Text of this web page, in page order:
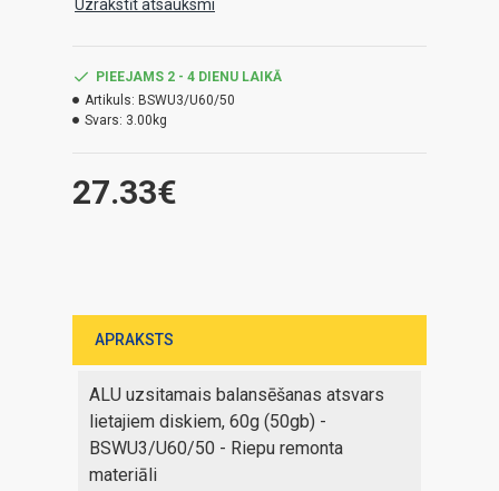
Uzrakstīt atsauksmi
27.33€
PIEEJAMS 2 - 4 DIENU LAIKĀ
Artikuls: BSWU3/U60/50
Svars: 3.00kg
APRAKSTS
ALU uzsitamais balansēšanas atsvars
lietajiem diskiem, 60g (50gb) -
BSWU3/U60/50 - Riepu remonta
materiāli